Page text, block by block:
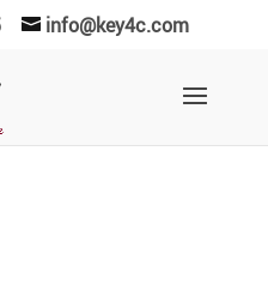
info@key4c.com